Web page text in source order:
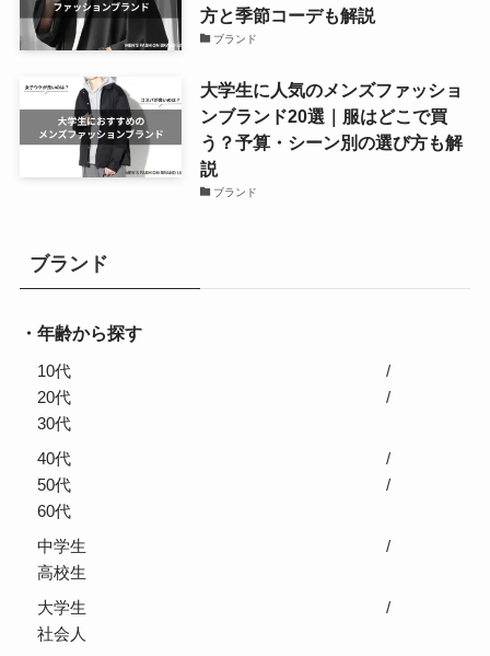
方と季節コーデも解説
ブランド
大学生に人気のメンズファッショ
ンブランド20選｜服はどこで買
う？予算・シーン別の選び方も解
説
ブランド
ブランド
年齢から探す
10代
20代
30代
40代
50代
60代
中学生
高校生
大学生
社会人